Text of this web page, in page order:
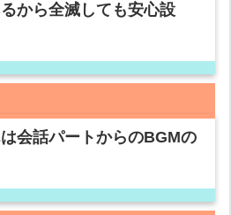
から全滅しても安心設
会話パートからのBGMの